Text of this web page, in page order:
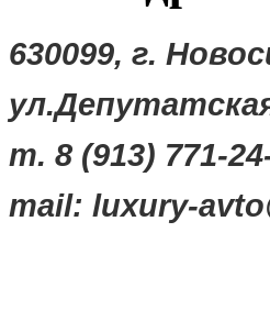
630099, г.
т. 8 (913) 771-
mail: luxury-